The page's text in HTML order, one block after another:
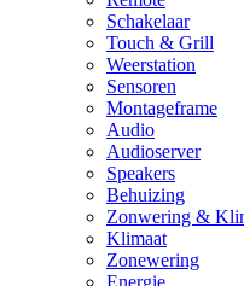
Schakelaar
Touch & Grill
Weerstation
Sensoren
Montageframe
Audio
Audioserver
Speakers
Behuizing
Zonwering &
Klimaat
Zonewering
Energie